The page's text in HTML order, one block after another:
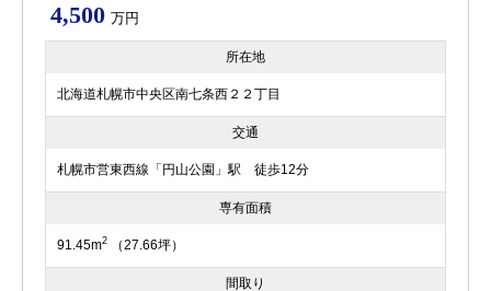
4,500 万円
所在地
北海道札幌市中央区南七条西２２丁目
交通
札幌市営東西線「円山公園」駅 徒歩12分
専有面積
91.45m2 （27.66坪）
間取り